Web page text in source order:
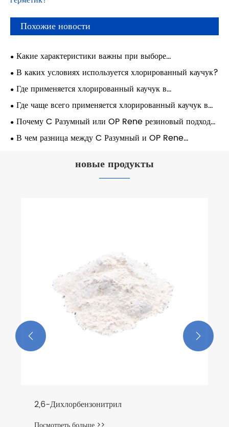
Похожие новости
Какие характеристики важны при выборе
хлорированного каучука?
В каких условиях используется хлорированный каучук?
Где применяется хлорированный каучук в
промышленности?
Где чаще всего применяется хлорированный каучук в
промышленности?
Почему C Разумный или OP Rene резиновый подходит
для герметизации оборудования?
В чем разница между C Разумный и OP Rene
новые продукты
 